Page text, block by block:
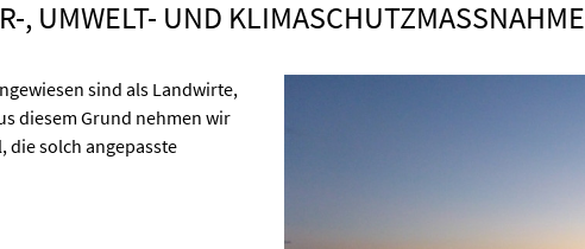
, UMWELT- UND KLIMASCHUTZMASSNAHMEN
sind als Landwirte,
diesem Grund nehmen wir
die solch angepasste